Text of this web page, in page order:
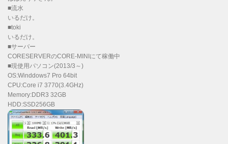
■流水
いるだけ。
■toki
いるだけ。
■サーバー
CORESERVERのCORE-MINIにて稼働中
■現使用パソコン(2013/3～)
OS:Winddows7 Pro 64bit
CPU:Core i7 3770(3.4GHz)
Memory:DDR3 32GB
HDD:SSD256GB